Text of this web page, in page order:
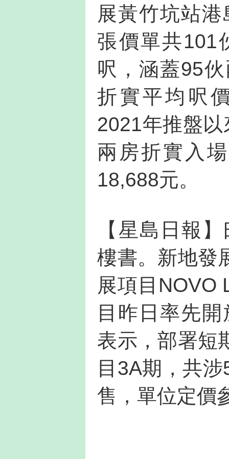
展黃竹坑站
張價單共101
呎，涵蓋95
折實平均呎
2021年推盤
兩房折實入
18,688元。
【星島日報
樓書。新地發
展項目NOVO
目昨日率先
表示，部署短
目3A期，共
售，單位定價